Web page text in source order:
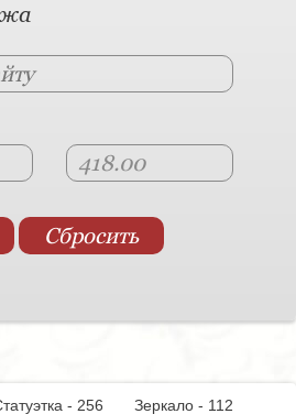
- 256
Зеркало - 112